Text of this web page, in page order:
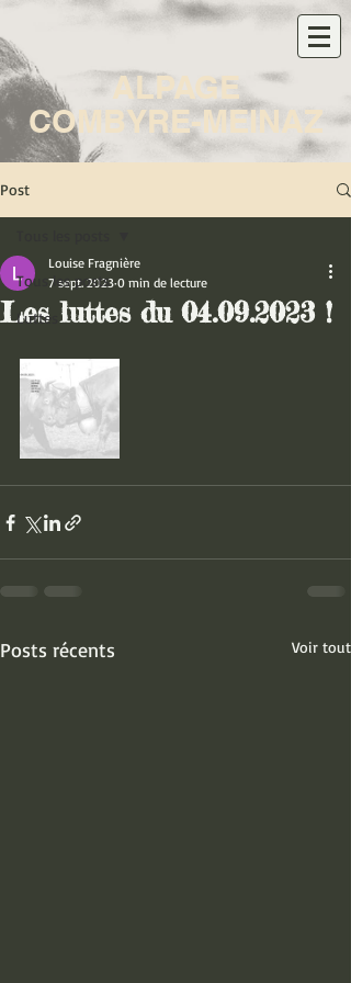
ALPAGE
COMBYRE-MEINAZ
Post
Tous les posts
Luttes
Les luttes du 04.09.2023 !
Louise Fragnière
7 sept. 2023 0 min de lecture
Posts récents Voir tout